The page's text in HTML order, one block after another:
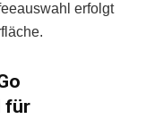
erfolgt
für